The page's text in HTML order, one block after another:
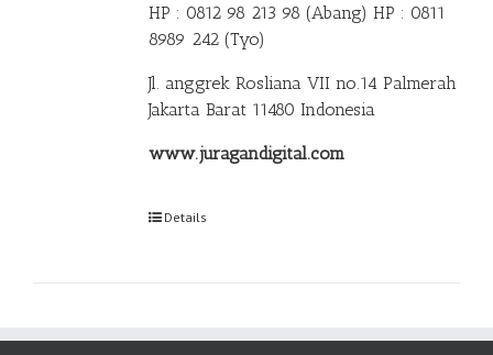
HP : 0812 98 213 98 (Abang) HP : 0811
8989 242 (Tyo)
Jl. anggrek Rosliana VII no.14 Palmerah
Jakarta Barat 11480 Indonesia
www.juragandigital.com
Details